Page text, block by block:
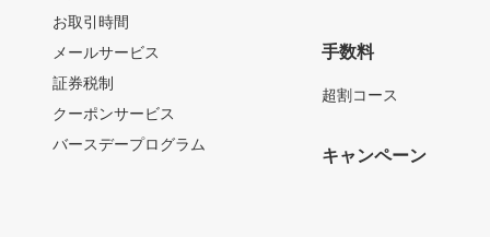
お取引時間
メールサービス
証券税制
クーポンサービス
バースデープログラム
手数料
超割コース
キャンペーン